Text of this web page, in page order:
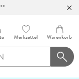
Merkzettel Warenkorb